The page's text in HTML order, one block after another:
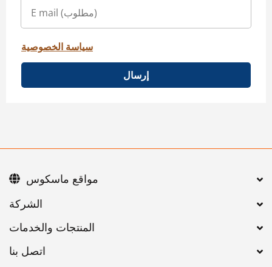
سياسة الخصوصية
إرسال
اتصل بنا
مواقع ماسكوس